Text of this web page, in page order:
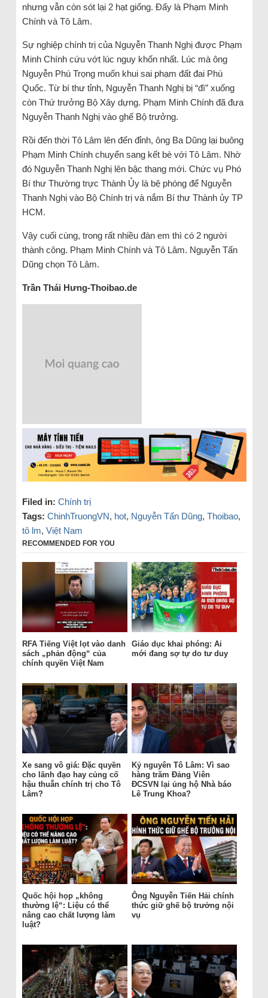
nhưng vẫn còn sót lại 2 hạt giống. Đấy là Phạm Minh
Chính và Tô Lâm.
Sự nghiệp chính trị của Nguyễn Thanh Nghị được Phạm
Minh Chính cứu vớt lúc nguy khốn nhất. Lúc mà ông
Nguyễn Phú Trọng muốn khui sai phạm đất đai Phú
Quốc. Từ bí thư tỉnh, Nguyễn Thanh Nghị bị “đì” xuống
còn Thứ trưởng Bộ Xây dựng. Phạm Minh Chính đã đưa
Nguyễn Thanh Nghị vào ghế Bộ trưởng.
Rồi đến thời Tô Lâm lên đến đỉnh, ông Ba Dũng lại buông
Phạm Minh Chính chuyển sang kết bè với Tô Lâm. Nhờ
đó Nguyễn Thanh Nghị lên bậc thang mới. Chức vụ Phó
Bí thư Thường trực Thành Ủy là bệ phóng để Nguyễn
Thanh Nghị vào Bộ Chính trị và nắm Bí thư Thành ủy TP
HCM.
Vậy cuối cùng, trong rất nhiều đàn em thì có 2 người
thành công. Phạm Minh Chính và Tô Lâm. Nguyễn Tấn
Dũng chọn Tô Lâm.
Trần Thái Hưng-Thoibao.de
Filed in: Chính trị
Tags: ChinhTruongVN, hot, Nguyễn Tấn Dũng, Thoibao,
tô lm, Việt Nam
RECOMMENDED FOR YOU
RFA Tiếng Việt lọt vào danh
sách „phản động“ của
chính quyền Việt Nam
Giáo dục khai phóng: Ai
mới đang sợ tự do tư duy
Xe sang vô giá: Đặc quyền
cho lãnh đạo hay củng cố
hậu thuẫn chính trị cho Tô
Lâm?
Kỷ nguyên Tô Lâm: Vì sao
hàng trăm Đảng Viên
ĐCSVN lại ủng hộ Nhà báo
Lê Trung Khoa?
Quốc hội họp „không
thường lệ“: Liệu có thể
nâng cao chất lượng làm
luật?
Ông Nguyễn Tiến Hải chính
thức giữ ghế bộ trưởng nội
vụ